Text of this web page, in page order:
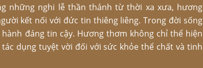
những nghi lễ thần thánh từ thời xa xưa, hương
kết nối với đức tin thiêng liêng. Trong đời sống
đáng tin cậy. Hương thơm không chỉ thể hiện
dụng tuyệt vời đối với sức khỏe thể chất và tinh